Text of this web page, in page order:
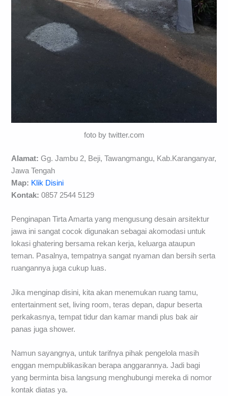
foto by twitter.com
Alamat: Gg. Jambu 2, Beji, Tawangmangu, Kab.Karanganyar,
Jawa Tengah
Map: Klik Disini
Kontak: 0857 2544 5129
Penginapan Tirta Amarta yang mengusung desain arsitektur
jawa ini sangat cocok digunakan sebagai akomodasi untuk
lokasi ghatering bersama rekan kerja, keluarga ataupun
teman. Pasalnya, tempatnya sangat nyaman dan bersih serta
ruangannya juga cukup luas.
Jika menginap disini, kita akan menemukan ruang tamu,
entertainment set, living room, teras depan, dapur beserta
perkakasnya, tempat tidur dan kamar mandi plus bak air
panas juga shower.
Namun sayangnya, untuk tarifnya pihak pengelola masih
enggan mempublikasikan berapa anggarannya. Jadi bagi
yang berminta bisa langsung menghubungi mereka di nomor
kontak diatas ya.